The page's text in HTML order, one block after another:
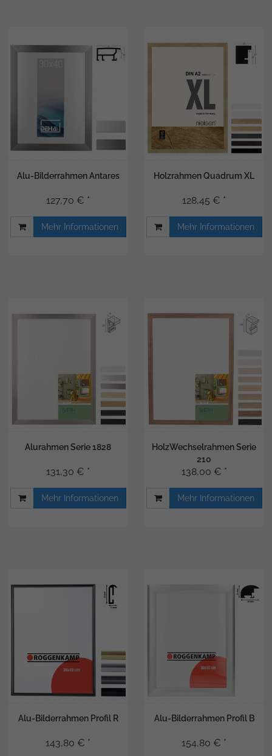
Alu-Bilderrahmen Antares
127,70 € *
Mehr Informationen
Holzrahmen Quadrum XL
128,45 € *
Mehr Informationen
Alurahmen Serie 1828
131,30 € *
Mehr Informationen
HolzWechselrahmen Serie
210
138,00 € *
Mehr Informationen
Alu-Bilderrahmen Profil R
143,80 € *
Alu-Bilderrahmen Profil B
154,80 € *